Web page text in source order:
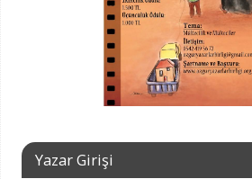
Yazar Girişi